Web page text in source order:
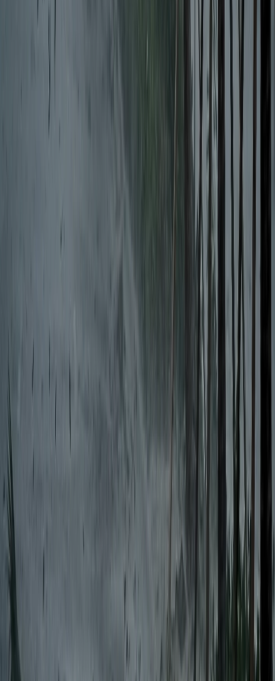
বরিশালসহ রাত ১টার মধ্যে ৬
জেলায় ঝড়ের আভাস, নদীবন্দরে ১
ভোলায় স্কুলছাত্রীকে সংঘবদ্ধ ধর্ষণের
বরিশালটাইমস রিপোর্ট
০৬ আগস্ট, ২০২৬ ১৩:৪৭
শেয়ার
প্রিন্ট এন্ড সেভ